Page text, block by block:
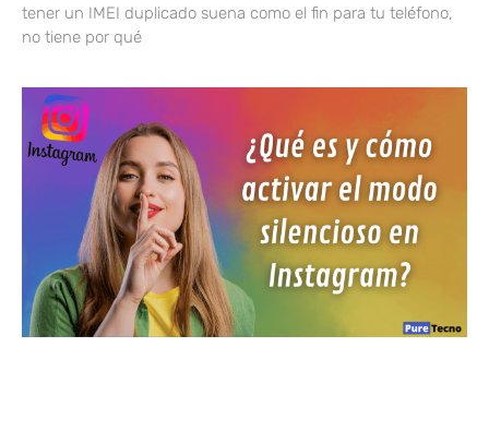
tener un IMEI duplicado suena como el fin para tu teléfono,
no tiene por qué